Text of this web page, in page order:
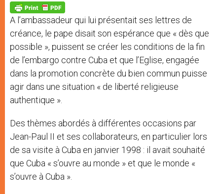
p
p
g
e
r
o
k
A l’ambassadeur qui lui présentait ses lettres de
créance, le pape disait son espérance que « dès que
possible », puissent se créer les conditions de la fin
de l’embargo contre Cuba et que l’Eglise, engagée
dans la promotion concrète du bien commun puisse
agir dans une situation « de liberté religieuse
authentique ».
Des thèmes abordés à différentes occasions par
Jean-Paul II et ses collaborateurs, en particulier lors
de sa visite à Cuba en janvier 1998 : il avait souhaité
que Cuba « s’ouvre au monde » et que le monde «
s’ouvre à Cuba ».